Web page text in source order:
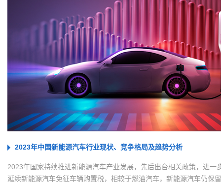
2023年中国新能源汽车行业现状、竞争格局及趋势分析
2023年国家持续推进新能源汽车产业发展，先后出台相关政策，进
延续新能源汽车免征车辆购置税，相较于燃油汽车，新能源汽车仍保